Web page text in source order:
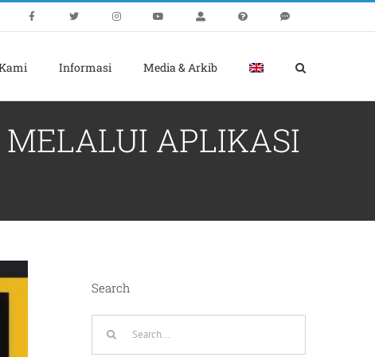
Informasi Media & Arkib
APLIKASI
Search